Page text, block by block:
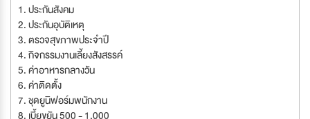
1. ประกันสังคม
2. ประกันอุบัติเหตุ
3. ตรวจสุขภาพประจำปี
4. กิจกรรมงานเลี้ยงสังสรรค์
5. ค่าอาหารกลางวัน
6. ค่าติดตั้ง
7. ชุดยูนิฟอร์มพนักงาน
8. เบี้ยขยัน 500 - 1,000